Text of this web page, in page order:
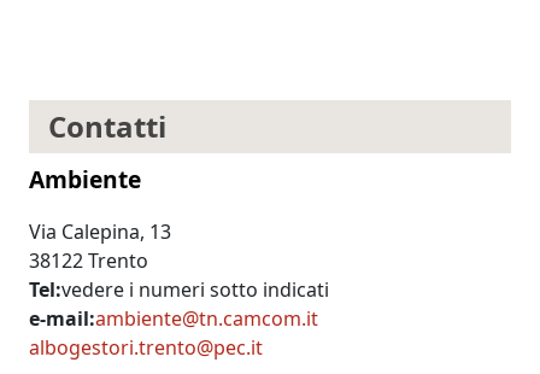
Contatti
Ambiente
Via Calepina, 13
38122 Trento
Tel vedere i numeri sotto indicati
e-mail ambiente@tn.camcom.it
albogestori.trento@pec.it